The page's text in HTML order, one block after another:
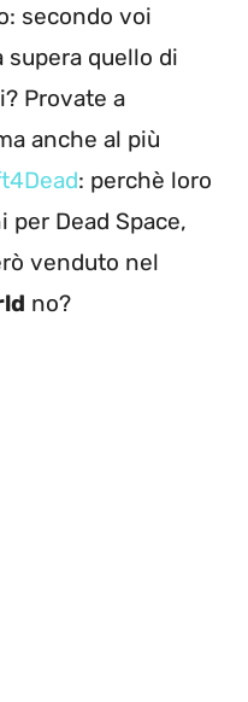
secondo voi
quello di
Provate a
anche al più
: perchè loro
Dead Space,
venduto nel
no?